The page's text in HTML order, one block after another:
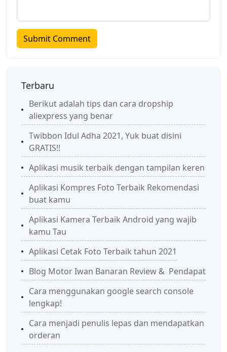
Terbaru
Berikut adalah tips dan cara dropship
aliexpress yang benar
Twibbon Idul Adha 2021, Yuk buat disini
GRATIS!!
Aplikasi musik terbaik dengan tampilan keren
Aplikasi Kompres Foto Terbaik Rekomendasi
buat kamu
Aplikasi Kamera Terbaik Android yang wajib
kamu Tau
Aplikasi Cetak Foto Terbaik tahun 2021
Blog Motor Iwan Banaran Review & Pendapat
Cara menggunakan google search console
lengkap!
Cara menjadi penulis lepas dan mendapatkan
orderan